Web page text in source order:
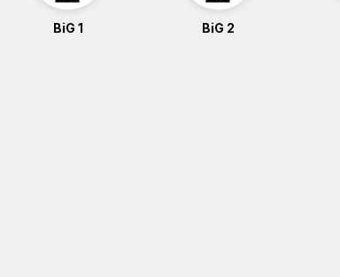
BiG 1 BiG 2